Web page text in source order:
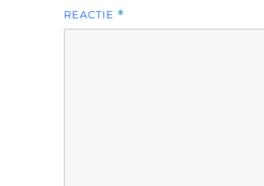
REACTIE *